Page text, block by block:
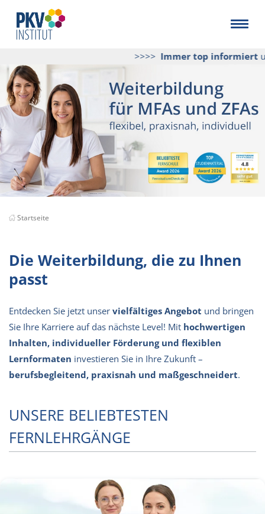
>>>>Immer top informiertund
Startseite
Die Weiterbildung, die zu Ihnen
passt
Entdecken Sie jetzt unser vielfältiges Angebot und bringen
Sie Ihre Karriere auf das nächste Level! Mit hochwertigen
Inhalten, individueller Förderung und flexiblen
Lernformaten investieren Sie in Ihre Zukunft –
berufsbegleitend, praxisnah und maßgeschneidert.
UNSERE BELIEBTESTEN
FERNLEHRGÄNGE